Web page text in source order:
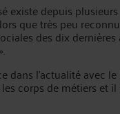
existe depuis plusieurs
que très peu
des dix dernières
dans l’actualité avec
corps de métiers et